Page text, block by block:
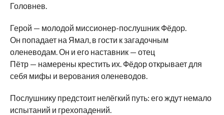
Головнев.
Герой — молодой миссионер-послушникФёдор.
Он попадает на Ямал, в гости кзагадочным
оленеводам. Он и его наставник — отец
Пётр — намерены крестить их. Фёдор открывает для
себя мифы и верования оленеводов.
Послушнику предстоит нелёгкий путь: его ждут немало
испытаний и грехопадений.